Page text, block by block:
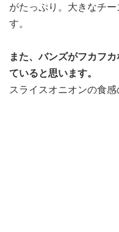
がたっぷり。大きなチ
す。
また、バンズがフカフ
ていると思います。
スライスオニオンの食